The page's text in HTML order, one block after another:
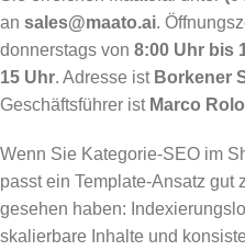
an sales@maato.ai.
donnerstags von 8:00 Uhr bis
15 Uhr. Adresse ist Borkener
Geschäftsführer ist Marco
Wenn Sie Kategorie-SEO im
passt ein Template-Ansatz gut
gesehen haben:
skalierbare Inhalte und